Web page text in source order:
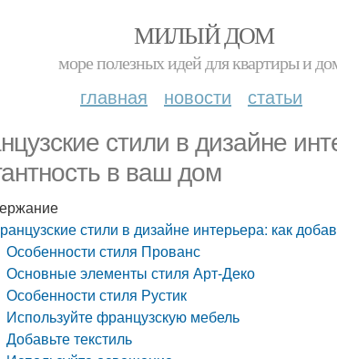
МИЛЫЙ ДОМ
море полезных идей для квартиры и
главная новости статьи
стили в дизайне
в ваш дом
стили в дизайне интерьера: как
Особенности стиля Прованс
Основные элементы стиля Арт-Деко
Особенности стиля Рустик
Используйте французскую мебель
Добавьте текстиль